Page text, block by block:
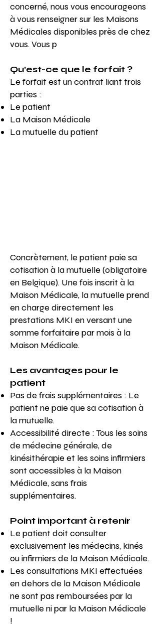
concerné, nous vous encourageons
à vous renseigner sur les Maisons
Médicales disponibles près de chez
vous. Vous p
Qu’est-ce que le forfait ?
Le forfait est un contrat liant trois
parties :
Le patient
La Maison Médicale
La mutuelle du patient
Concrètement, le patient paie sa
cotisation à la mutuelle (obligatoire
en Belgique). Une fois inscrit à la
Maison Médicale, la mutuelle prend
en charge directement les
prestations MKI en versant une
somme forfaitaire par mois à la
Maison Médicale.
Les avantages pour le
patient
Pas de frais supplémentaires : Le
patient ne paie que sa cotisation à
la mutuelle.
Accessibilité directe : Tous les soins
de médecine générale, de
kinésithérapie et les soins infirmiers
sont accessibles à la Maison
Médicale, sans frais
supplémentaires.
Point important à retenir
Le patient doit consulter
exclusivement les médecins, kinés
ou infirmiers de la Maison Médicale.
Les consultations MKI effectuées
en dehors de la Maison Médicale
ne sont pas remboursées par la
mutuelle ni par la Maison Médicale
!